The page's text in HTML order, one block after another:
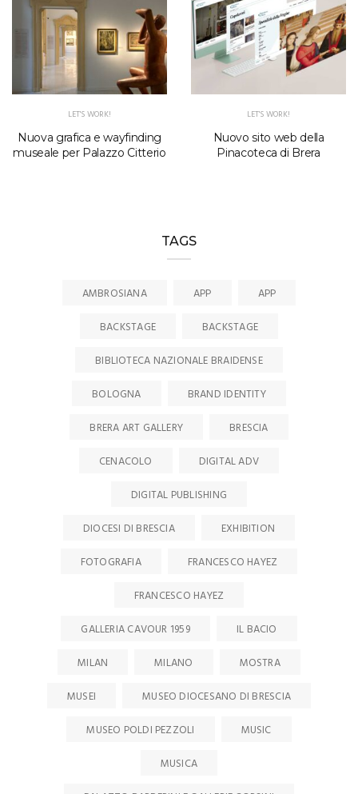
LET'S WORK!
Nuova grafica e wayfinding
museale per Palazzo Citterio
LET'S WORK!
Nuovo sito web della
Pinacoteca di Brera
TAGS
AMBROSIANA APP
APP
BACKSTAGE
BACKSTAGE
BIBLIOTECA NAZIONALE BRAIDENSE
BOLOGNA
BRAND IDENTITY
BRERA ART GALLERY
BRESCIA
CENACOLO
DIGITAL ADV
DIGITAL PUBLISHING
DIOCESI DI BRESCIA
EXHIBITION
FOTOGRAFIA
FRANCESCO HAYEZ
FRANCESCO HAYEZ
GALLERIA CAVOUR 1959
IL BACIO
MILAN
MILANO
MOSTRA
MUSEI
MUSEO DIOCESANO DI BRESCIA
MUSEO POLDI PEZZOLI
MUSIC
MUSICA